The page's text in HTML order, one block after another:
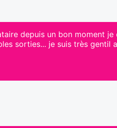
depuis un bon moment
sorties... je suis très gentil